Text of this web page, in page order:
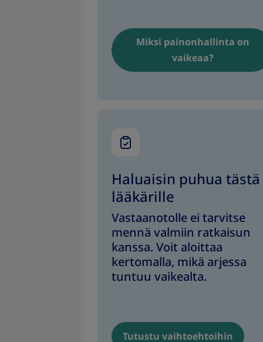
Miksi painonhallinta on
vaikeaa?
Haluaisin puhua tästä
lääkärille
Vastaanotolle ei tarvitse
mennä valmiin ratkaisun
kanssa. Voit aloittaa
kertomalla, mikä arjessa
tuntuu vaikealta.
Tutustu vaihtoehtoihin